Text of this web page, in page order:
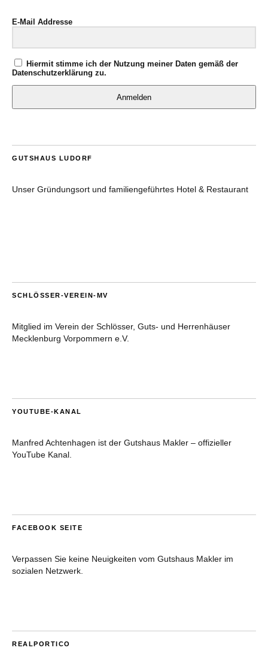
E-Mail Addresse
Hiermit stimme ich der Nutzung meiner Daten gemäß der
Datenschutzerklärung zu.
Anmelden
GUTSHAUS LUDORF
Unser Gründungsort und familiengeführtes Hotel & Restaurant
SCHLÖSSER-VEREIN-MV
Mitglied im Verein der Schlösser, Guts- und Herrenhäuser
Mecklenburg Vorpommern e.V.
YOUTUBE-KANAL
Manfred Achtenhagen ist der Gutshaus Makler – offizieller
YouTube Kanal.
FACEBOOK SEITE
Verpassen Sie keine Neuigkeiten vom Gutshaus Makler im
sozialen Netzwerk.
REALPORTICO